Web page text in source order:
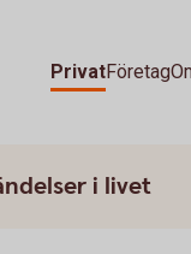
PrivatFöretag
i livet